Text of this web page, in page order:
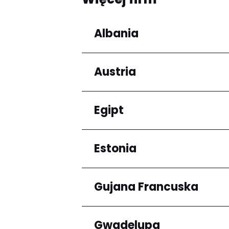
Albania
Regiony
Qarku i Tiranës
Austria
Regiony
Niederösterreich
Egipt
Regiony
Kair
Estonia
Regiony
Harju maakond
Gujana Francuska
Regiony
Gwadelupa